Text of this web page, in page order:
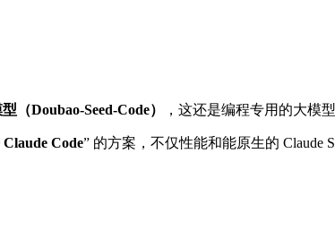
（Doubao-Seed-Code） ，这还是编程专用的大模
Code” 的方案，不仅性能和能原生的 Claude